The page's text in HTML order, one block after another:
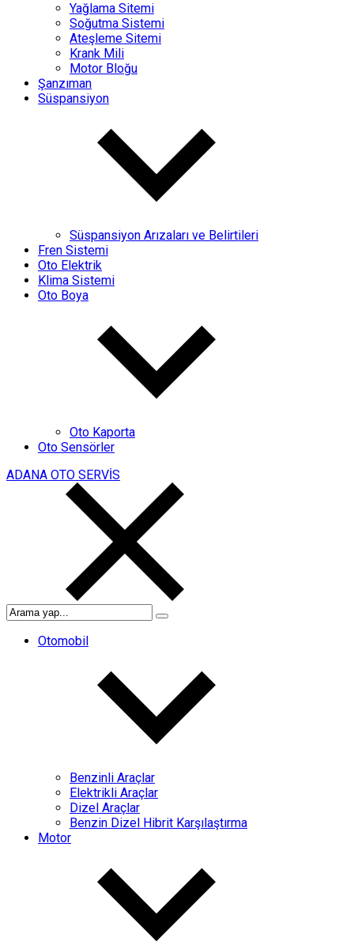
Yağlama Sitemi
Soğutma Sistemi
Ateşleme Sitemi
Krank Mili
Motor Bloğu
Şanzıman
Süspansiyon
Süspansiyon Arızaları ve Belirtileri
Fren Sistemi
Oto Elektrik
Klima Sistemi
Oto Boya
Oto Kaporta
Oto Sensörler
ADANA OTO SERVİS
Otomobil
Benzinli Araçlar
Elektrikli Araçlar
Dizel Araçlar
Benzin Dizel Hibrit Karşılaştırma
Motor